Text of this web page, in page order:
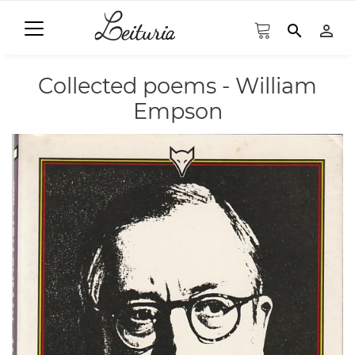
search person_outline
Collected poems - William
Empson